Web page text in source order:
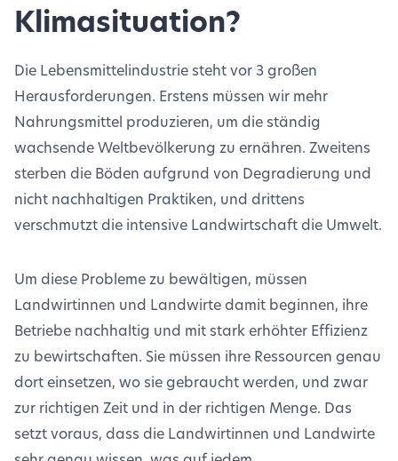
Klimasituation?
Die Lebensmittelindustrie steht vor 3 großen
Herausforderungen. Erstens müssen wir mehr
Nahrungsmittel produzieren, um die ständig
wachsende Weltbevölkerung zu ernähren. Zweitens
sterben die Böden aufgrund von Degradierung und
nicht nachhaltigen Praktiken, und drittens
verschmutzt die intensive Landwirtschaft die Umwelt.
Um diese Probleme zu bewältigen, müssen
Landwirtinnen und Landwirte damit beginnen, ihre
Betriebe nachhaltig und mit stark erhöhter Effizienz
zu bewirtschaften. Sie müssen ihre Ressourcen genau
dort einsetzen, wo sie gebraucht werden, und zwar
zur richtigen Zeit und in der richtigen Menge. Das
setzt voraus, dass die Landwirtinnen und Landwirte